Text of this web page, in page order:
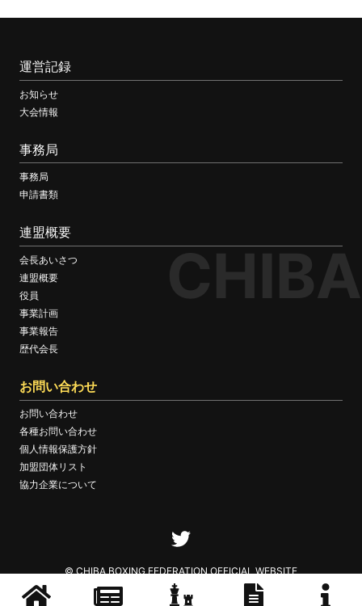
CHIBA
運営記録
お知らせ
大会情報
事務局
事務局
申請書類
連盟概要
会長あいさつ
連盟概要
役員
事業計画
事業報告
歴代会長
お問い合わせ
お問い合わせ
各種お問い合わせ
個人情報保護方針
加盟団体リスト
協力企業について
© CHIBA BOXING FEDERATION OFFICIAL WEBSITE